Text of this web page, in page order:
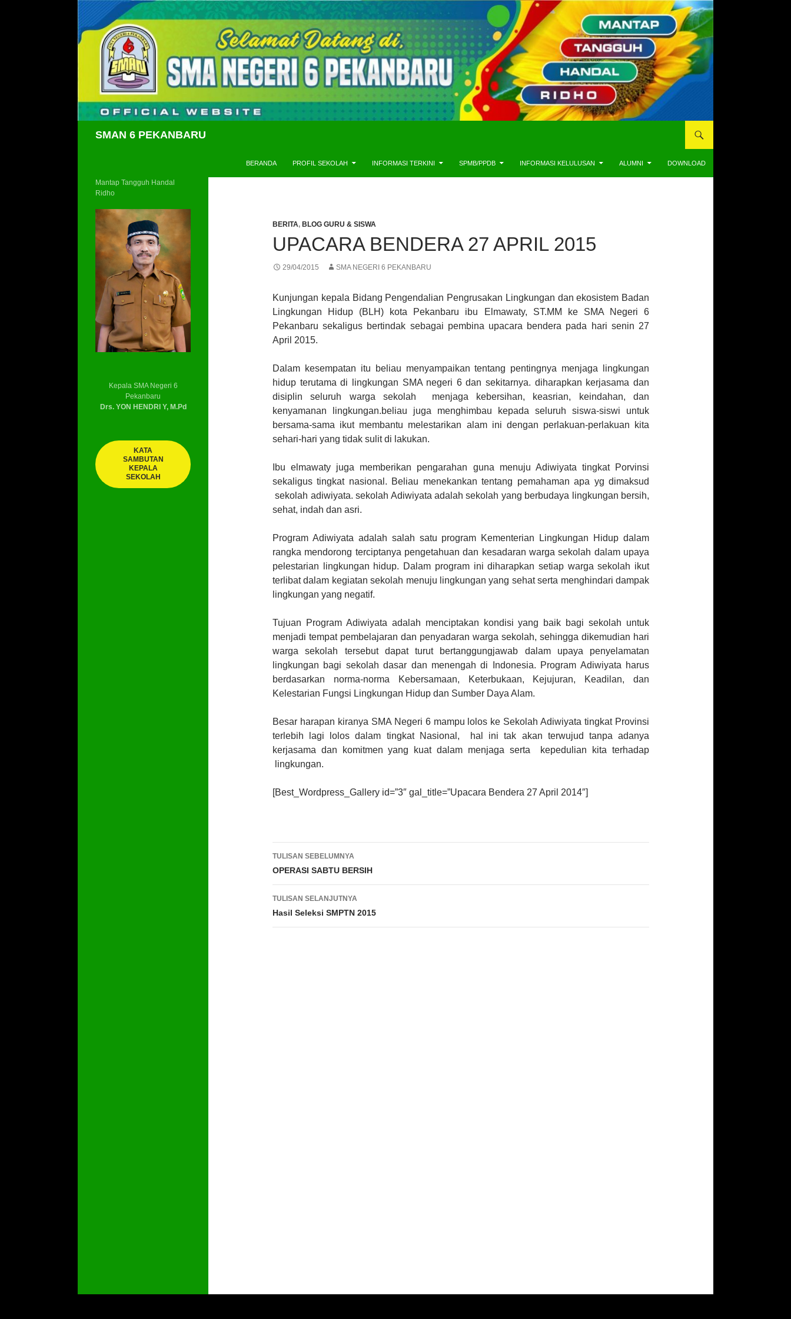
SMAN 6 PEKANBARU
BERANDA PROFIL SEKOLAH INFORMASI TERKINI SPMB/PPDB INFORMASI KELULUSAN ALUMNI DOWNLOAD
BERITA, BLOG GURU & SISWA
UPACARA BENDERA 27 APRIL 2015
29/04/2015 SMA NEGERI 6 PEKANBARU
Kunjungan kepala Bidang Pengendalian Pengrusakan Lingkungan dan ekosistem Badan
Lingkungan Hidup (BLH) kota Pekanbaru ibu Elmawaty, ST.MM ke SMA Negeri 6
Pekanbaru sekaligus bertindak sebagai pembina upacara bendera pada hari senin 27
April 2015.
Dalam kesempatan itu beliau menyampaikan tentang pentingnya menjaga lingkungan
hidup terutama di lingkungan SMA negeri 6 dan sekitarnya. diharapkan kerjasama dan
disiplin seluruh warga sekolah menjaga kebersihan, keasrian, keindahan, dan
kenyamanan lingkungan.beliau juga menghimbau kepada seluruh siswa-siswi untuk
bersama-sama ikut membantu melestarikan alam ini dengan perlakuan-perlakuan kita
sehari-hari yang tidak sulit di lakukan.
Ibu elmawaty juga memberikan pengarahan guna menuju Adiwiyata tingkat Porvinsi
sekaligus tingkat nasional. Beliau menekankan tentang pemahaman apa yg dimaksud
sekolah adiwiyata. sekolah Adiwiyata adalah sekolah yang berbudaya lingkungan bersih,
sehat, indah dan asri.
Program Adiwiyata adalah salah satu program Kementerian Lingkungan Hidup dalam
rangka mendorong terciptanya pengetahuan dan kesadaran warga sekolah dalam upaya
pelestarian lingkungan hidup. Dalam program ini diharapkan setiap warga sekolah ikut
terlibat dalam kegiatan sekolah menuju lingkungan yang sehat serta menghindari dampak
lingkungan yang negatif.
Tujuan Program Adiwiyata adalah menciptakan kondisi yang baik bagi sekolah untuk
menjadi tempat pembelajaran dan penyadaran warga sekolah, sehingga dikemudian hari
warga sekolah tersebut dapat turut bertanggungjawab dalam upaya penyelamatan
lingkungan bagi sekolah dasar dan menengah di Indonesia. Program Adiwiyata harus
berdasarkan norma-norma Kebersamaan, Keterbukaan, Kejujuran, Keadilan, dan
Kelestarian Fungsi Lingkungan Hidup dan Sumber Daya Alam.
Besar harapan kiranya SMA Negeri 6 mampu lolos ke Sekolah Adiwiyata tingkat Provinsi
terlebih lagi lolos dalam tingkat Nasional, hal ini tak akan terwujud tanpa adanya
kerjasama dan komitmen yang kuat dalam menjaga serta kepedulian kita terhadap
lingkungan.
[Best_Wordpress_Gallery id=”3″ gal_title=”Upacara Bendera 27 April 2014″]
Navigasi
Tulisan
TULISAN SEBELUMNYA
OPERASI SABTU BERSIH
TULISAN SELANJUTNYA
Hasil Seleksi SMPTN 2015
Mantap Tangguh Handal
Ridho
Kepala SMA Negeri 6
Pekanbaru
Drs. YON HENDRI Y, M.Pd
KATA
SAMBUTAN
KEPALA
SEKOLAH